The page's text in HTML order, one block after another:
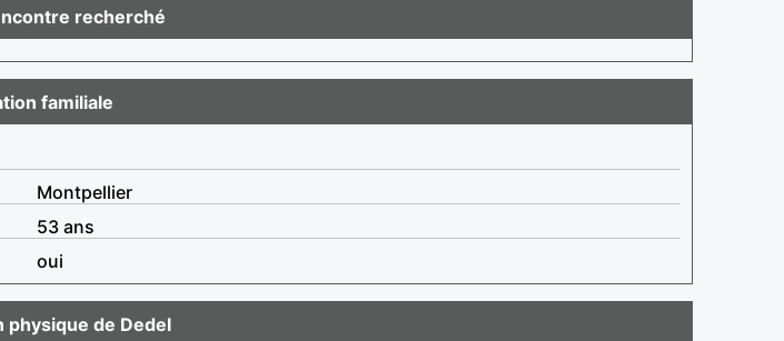
recherché
familiale
Montpellier
53 ans
oui
physique de Dedel